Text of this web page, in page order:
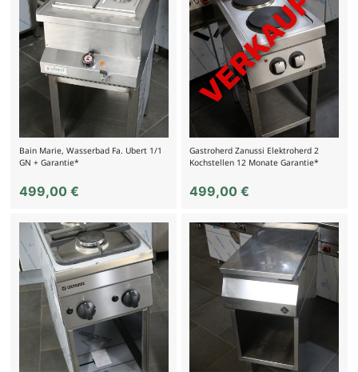
Bain Marie, Wasserbad Fa. Ubert 1/1
GN + Garantie*
499,00 €
Gastroherd Zanussi Elektroherd 2
Kochstellen 12 Monate Garantie*
499,00€